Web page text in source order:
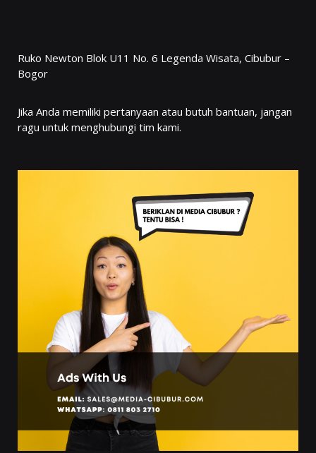
Ruko Newton Blok U11 No. 6 Legenda Wisata, Cibubur –
Bogor
Jika Anda memiliki pertanyaan atau butuh bantuan, jangan
ragu untuk menghubungi tim kami.